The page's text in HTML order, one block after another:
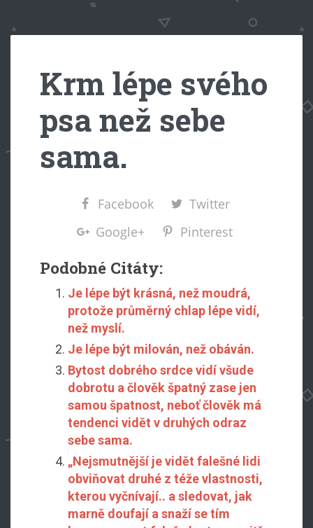
Krm lépe svého
psa než sebe
sama.
Facebook
Twitter
Google+
Pinterest
Podobné Citáty:
Je lépe být krásná, než moudrá,
protože průměrný chlap lépe vidí,
než myslí.
Je lépe být milován, než obáván.
Bytost dobrého srdce vidí všude
dobrotu a člověk špatný zase jen
samou špatnost, neboť člověk má
tendenci vidět v druhých odraz
sebe sama.
„Nejsmutnější je vidět falešné lidi
obviňovat druhé z téže vlastnosti,
kterou vyčnívají.. a sledovat, jak
marně doufají a snaží se tím